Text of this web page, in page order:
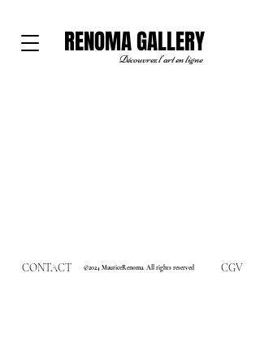
RENOMA GALLERY
Découvrez l'art en ligne
CONTACT ©2024 MauriceRenoma. All rights reserved CGV